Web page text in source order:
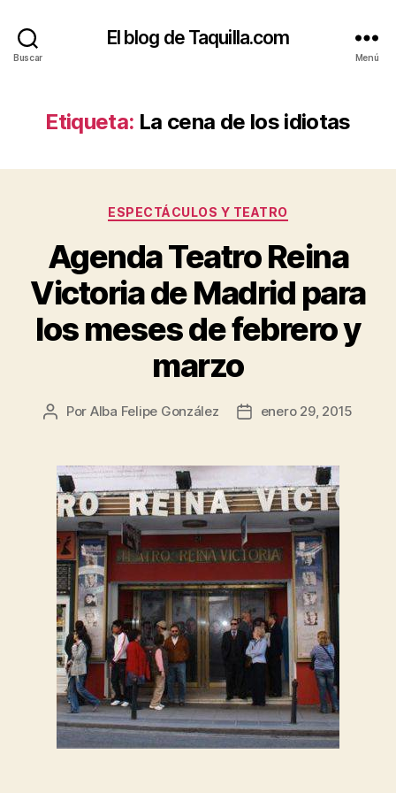
Buscar
El blog de Taquilla.com
Menú
Etiqueta: La cena de los idiotas
Categorías
ESPECTÁCULOS Y TEATRO
Agenda Teatro Reina
Victoria de Madrid para
los meses de febrero y
marzo
Autor
entrada
Por Alba Felipe González
Fecha
entrada
enero 29, 2015